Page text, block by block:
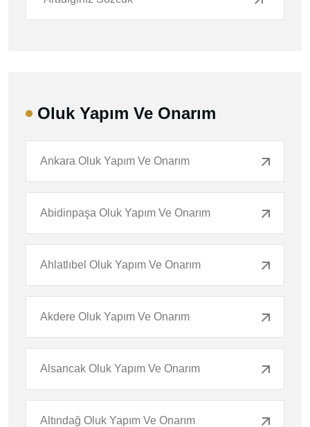
Oluk Yapım Ve Onarım
Ankara Oluk Yapım Ve Onarım
Abidinpaşa Oluk Yapım Ve Onarım
Ahlatlıbel Oluk Yapım Ve Onarım
Akdere Oluk Yapım Ve Onarım
Alsancak Oluk Yapım Ve Onarım
Altındağ Oluk Yapım Ve Onarım